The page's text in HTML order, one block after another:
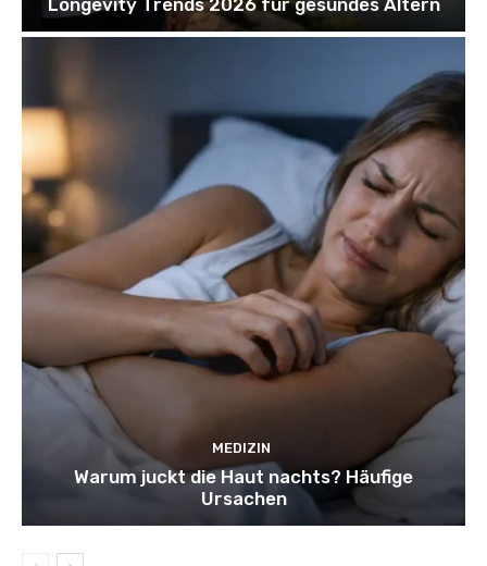
Longevity Trends 2026 für gesundes Altern
MEDIZIN
Warum juckt die Haut nachts? Häufige
Ursachen